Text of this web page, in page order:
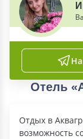
Отель
Отдых в
возможность